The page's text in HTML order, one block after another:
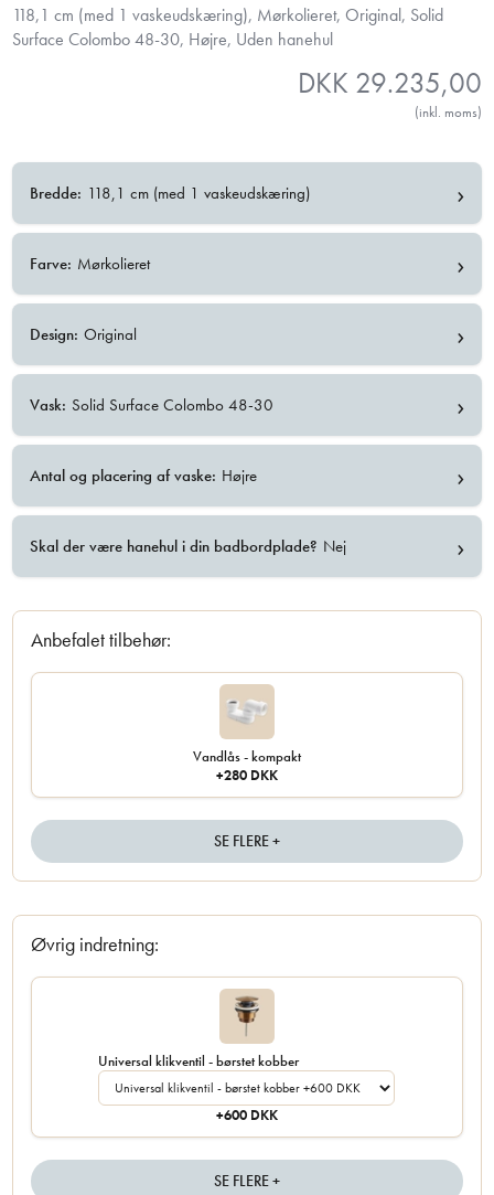
118,1 cm (med 1 vaskeudskæring), Mørkolieret, Original, Solid
Surface Colombo 48-30, Højre, Uden hanehul
DKK 29.235,00
(inkl. moms)
Bredde: 118,1 cm (med 1 vaskeudskæring) ›
Farve: Mørkolieret ›
Design: Original ›
Vask: Solid Surface Colombo 48-30 ›
Antal og placering af vaske: Højre ›
Skal der være hanehul i din badbordplade? Nej ›
Anbefalet tilbehør:
Vandlås - kompakt
+280 DKK
SE FLERE +
Øvrig indretning:
Universal klikventil - børstet kobber
+600 DKK
SE FLERE +